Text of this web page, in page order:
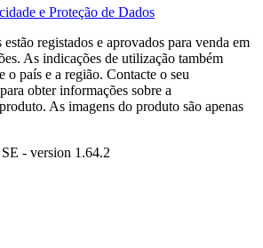
e Proteção de Dados
registados e aprovados para venda em
As indicações de utilização também
o país e a região. Contacte o seu
obter informações sobre a
As imagens do produto são apenas
- version 1.64.2